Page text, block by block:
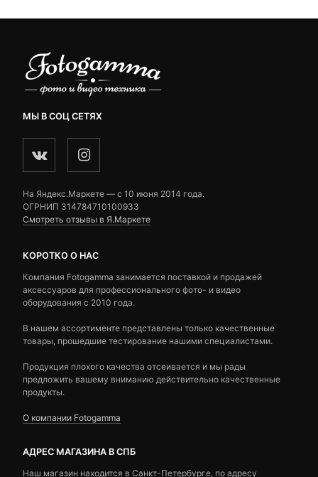
МЫ В СОЦ СЕТЯХ
На Яндекс.Маркете — c 10 июня 2014 года.
ОГРНИП 314784710100933
Смотреть отзывы в Я.Маркете
КОРОТКО О НАС
Компания Fotogamma занимается поставкой и продажей
аксессуаров для профессионального фото- и видео
оборудования с 2010 года.
В нашем ассортименте представлены только качественные
товары, прошедшие тестирование нашими специалистами.
Продукция плохого качества отсеивается и мы рады
предложить вашему вниманию действительно качественные
продукты.
О компании Fotogamma
АДРЕС МАГАЗИНА В СПБ
Наш магазин находится в Санкт-Петербурге, по адресу